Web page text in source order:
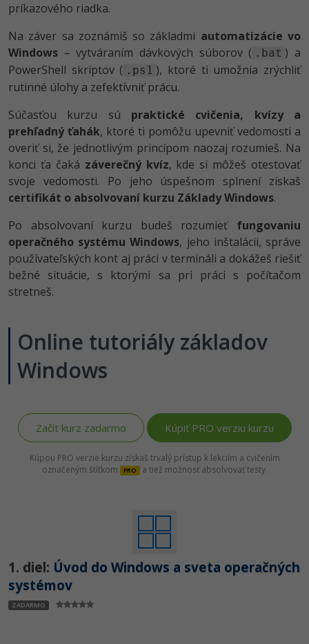
príkazového riadka.
Na záver sa zoznámiš so základmi automatizácie vo
Windows – vytváraním dávkových súborov ( .bat ) a
PowerShell skriptov ( .ps1 ), ktoré ti umožnia zrýchliť
rutinné úlohy a zefektívniť prácu.
Súčasťou kurzu sú praktické cvičenia, kvízy a
prehľadný ťahák, ktoré ti pomôžu upevniť vedomosti a
overiť si, že jednotlivým princípom naozaj rozumieš. Na
konci ťa čaká záverečný kvíz, kde si môžeš otestovať
svoje vedomosti. Po jeho úspešnom splnení získaš
certifikát o absolvovaní kurzu Základy Windows.
Po absolvovaní kurzu budeš rozumieť fungovaniu
operačného systému Windows, jeho inštalácii, správe
používateľských kont aj práci v termináli a dokážeš riešiť
bežné situácie, s ktorými sa pri práci s počítačom
stretneš.
Online tutoriály základov
Windows
Začít kurz zadarmo Kúpiť PRO verziu kurzu
Kúpou PRO verzie kurzu získaš trvalý prístup k lekciím a cvičením
označeným štítkom
PRO a tiež možnosť absolvovať testy.
1. diel: Úvod do Windows a sveta operačných
systémov
ZADARMO